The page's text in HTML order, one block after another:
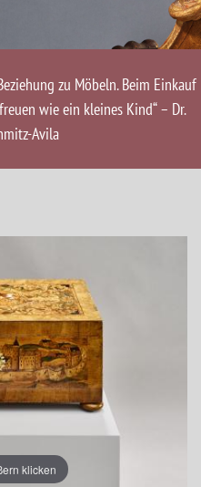
zu Möbeln. Beim Einkauf
wie ein kleines Kind“ – Dr.
Avila
klicken